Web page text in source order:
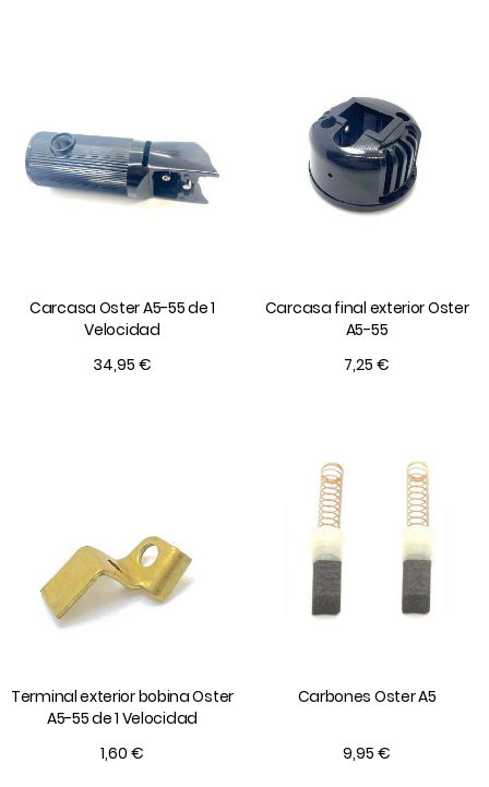
Carcasa Oster A5-55 de 1
Velocidad
34,95 €
Carcasa final exterior Oster
A5-55
7,25 €
Terminal exterior bobina Oster
A5-55 de 1 Velocidad
1,60 €
Carbones Oster A5
9,95 €